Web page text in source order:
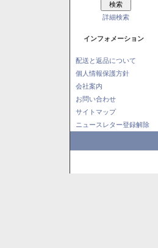
詳細検索
インフォメーション
配送と返品について
個人情報保護方針
会社案内
お問い合わせ
サイトマップ
ニュースレター登録解除